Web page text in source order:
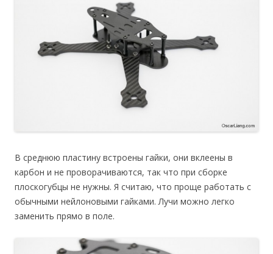
В среднюю пластину встроены гайки, они вклеены в
карбон и не проворачиваются, так что при сборке
плоскогубцы не нужны. Я считаю, что проще работать с
обычными нейлоновыми гайками. Лучи можно легко
заменить прямо в поле.